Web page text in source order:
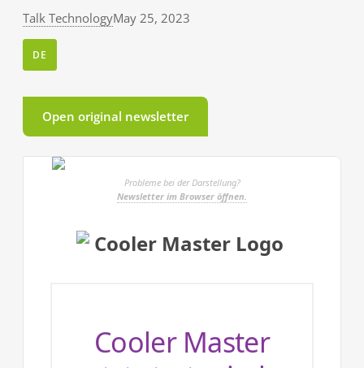
Talk TechnologyMay 25, 2023
DE
Open original newsletter